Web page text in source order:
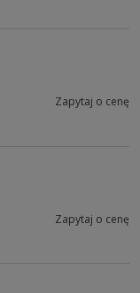
Zapytaj o cenę
Zapytaj o cenę